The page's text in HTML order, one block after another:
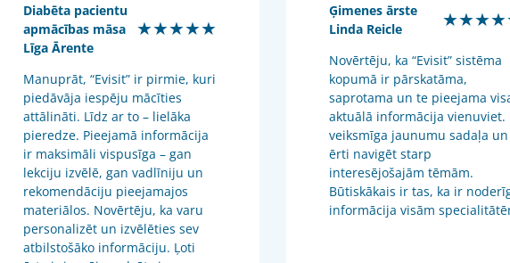
Diabēta pacientu
apmācības māsa
Līga Ārente
★★★★★
Manuprāt, “Evisit” ir pirmie, kuri
piedāvāja iespēju mācīties
attālināti. Līdz ar to – lielāka
pieredze. Pieejamā informācija
ir maksimāli vispusīga – gan
lekciju izvēlē, gan vadlīniju un
rekomendāciju pieejamajos
materiālos. Novērtēju, ka varu
personalizēt un izvēlēties sev
atbilstošāko informāciju. Ļoti
Ģimenes ārste
Linda Reicle
Novērtēju, ka “Evisit” sistēma
kopumā ir pārskatāma,
saprotama un te pieejama
aktuālā informācija vienuviet.
veiksmīga jaunumu sadaļa
ērti navigēt starp
interesējošajām tēmām.
Būtiskākais ir tas, ka ir
informācija visām